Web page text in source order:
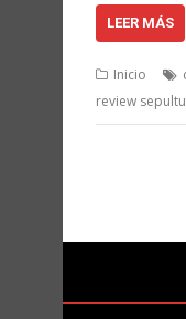
LEER MÁS
Inicio
review